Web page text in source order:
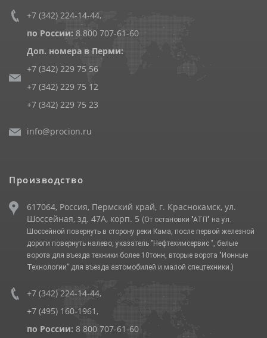
+7 (342) 224-14-44,
по России: 8 800 707-61-60
Доп. номера в Перми:
+7 (342) 229 75 56
+7 (342) 229 75 12
+7 (342) 229 75 23
info@procion.ru
Производство
617064, Россия, Пермский край, г. Краснокамск, ул.
Шоссейная, зд. 47А, корп. 5 (От остановки "АТП" на ул.
Шоссейной повернуть в сторону реки Кама, после первой железной
дороги повернуть налево, указатель "Нефтехимсервис ", белые
ворота для въезда техники более 10тонн, вторые ворота "Ионные
Технологии" для въезда автомобилей и малой спецтехники.)
+7 (342) 224-14-44,
+7 (495) 160-1961 ,
по России: 8 800 707-61-60